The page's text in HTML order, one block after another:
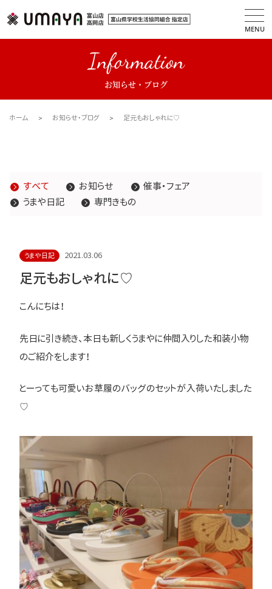
MENU
Information
お知らせ・ブログ
ホーム お知らせ・ブログ 足元もおしゃれに♡
すべて お知らせ
催事・フェア
うまや日記
専門きもの
うまや日記 2021.03.06
足元もおしゃれに♡
こんにちは！
先日に引き続き、本日も新しくうまやに仲間入りした和装小物
のご紹介をします！
とーっても可愛いお草履のバッグのセットが入荷いたしました
♡